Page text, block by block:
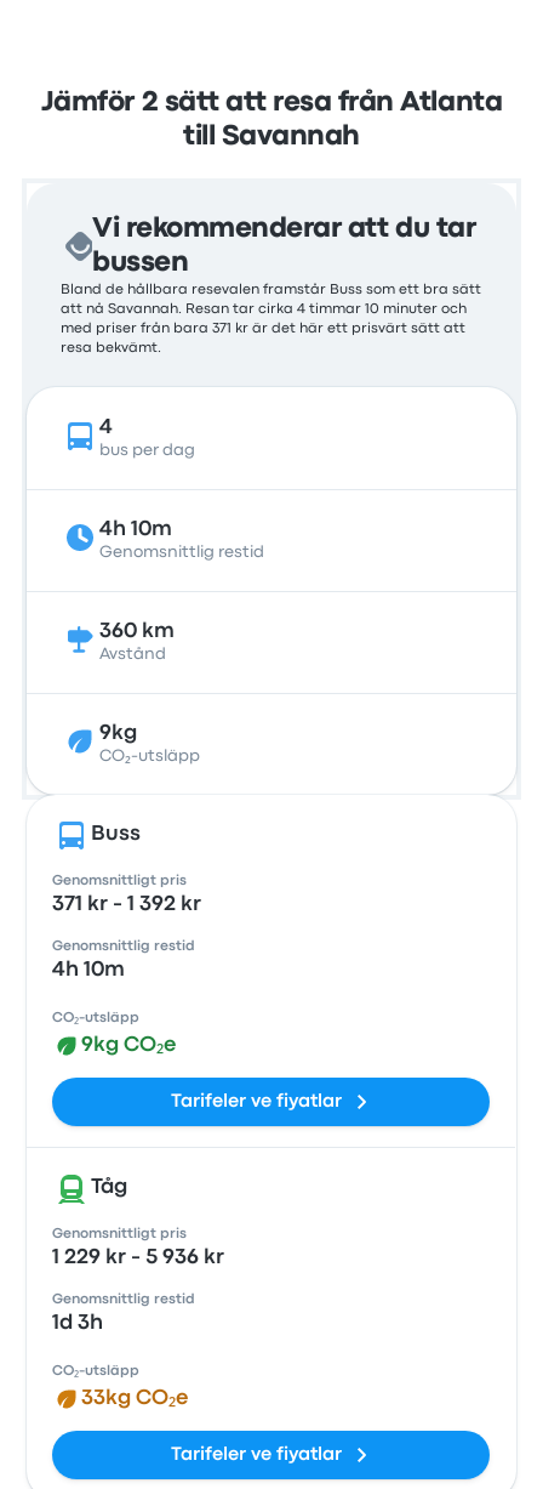
Jämför 2 sätt att resa från Atlanta
till Savannah
Vi rekommenderar att du tar
bussen
Bland de hållbara resevalen framstår Buss som ett bra sätt
att nå Savannah. Resan tar cirka 4 timmar 10 minuter och
med priser från bara 371 kr är det här ett prisvärt sätt att
resa bekvämt.
4
bus per dag
4h 10m
Genomsnittlig restid
360 km
Avstånd
9kg
CO₂-utsläpp
Buss
Genomsnittligt pris
371 kr - 1 392 kr
Genomsnittlig restid
4h 10m
CO₂-utsläpp
9kg CO₂e
Tarifeler ve fiyatlar
Tåg
Genomsnittligt pris
1 229 kr - 5 936 kr
Genomsnittlig restid
1d 3h
CO₂-utsläpp
33kg CO₂e
Tarifeler ve fiyatlar